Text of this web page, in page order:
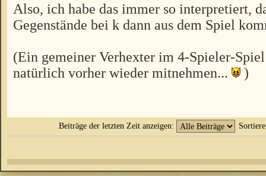
Also, ich habe das immer so interpretiert,
Gegenstände bei k dann aus dem Spiel
(Ein gemeiner Verhexter im 4-Spieler-
natürlich vorher wieder mitnehmen...
)
Beiträge der letzten Zeit anzeigen: